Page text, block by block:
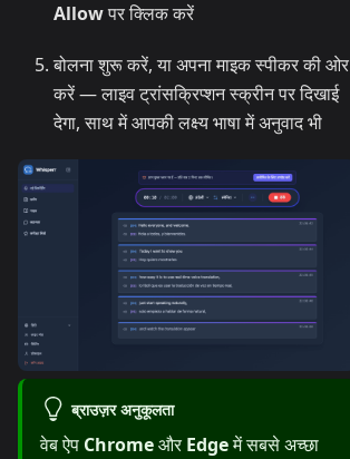
Allowपर क्लिक करें
बोलना शुरू करें, या अपना माइक स्पीकर की ओर
करें — लाइव ट्रांसक्रिप्शन स्क्रीन पर दिखाई
देगा, साथ में आपकी लक्ष्य भाषा में अनुवाद भी
ब्राउज़र अनुकूलता
वेब ऐप ChromeऔरEdgeमें सबसे अच्छा